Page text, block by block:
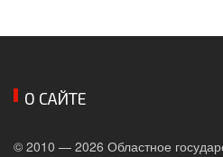
О САЙТЕ
© 2010 — 2026 Областное